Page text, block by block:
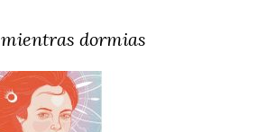
mientras dormias